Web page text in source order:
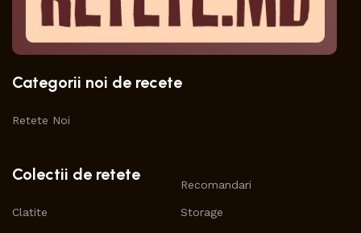
Categorii noi de recete
Retete Noi
Colectii de retete
Clatite
Recomandari
Storage